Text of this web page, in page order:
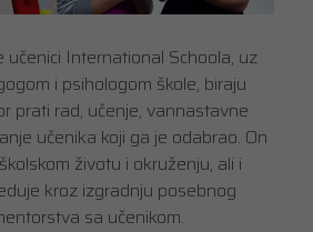
učenici International Schoola, uz
i psihologom škole, biraju
prati rad, učenje, vannastavne
učenika koji ga je odabrao. On
životu i okruženju, ali i
kroz izgradnju posebnog
sa učenikom.